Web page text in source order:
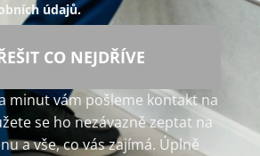
údajů.
CO NEJDŘÍVE
minut vám pošleme kontakt na
se ho nezávazně zeptat na
a vše, co vás zajímá. Úplně